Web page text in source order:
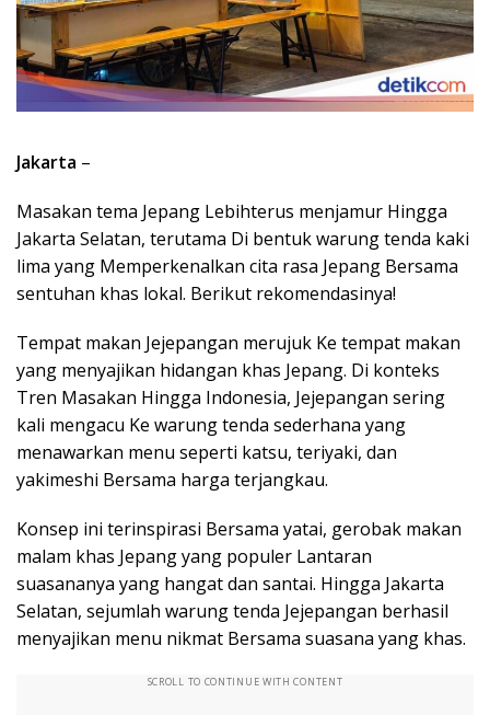
Jakarta –
Masakan tema Jepang Lebihterus menjamur Hingga
Jakarta Selatan, terutama Di bentuk warung tenda kaki
lima yang Memperkenalkan cita rasa Jepang Bersama
sentuhan khas lokal. Berikut rekomendasinya!
Tempat makan Jejepangan merujuk Ke tempat makan
yang menyajikan hidangan khas Jepang. Di konteks
Tren Masakan Hingga Indonesia, Jejepangan sering
kali mengacu Ke warung tenda sederhana yang
menawarkan menu seperti katsu, teriyaki, dan
yakimeshi Bersama harga terjangkau.
Konsep ini terinspirasi Bersama yatai, gerobak makan
malam khas Jepang yang populer Lantaran
suasananya yang hangat dan santai. Hingga Jakarta
Selatan, sejumlah warung tenda Jejepangan berhasil
menyajikan menu nikmat Bersama suasana yang khas.
SCROLL TO CONTINUE WITH CONTENT